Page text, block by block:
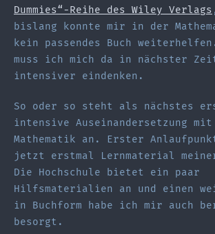
Dummies“-Reihe des Wiley Verlags
bislang konnte mir in der
kein passendes Buch
muss ich mich da in nächster
intensiver eindenken.
So oder so steht als nächstes
intensive Auseinandersetzung
Mathematik an. Erster
jetzt erstmal Lernmaterial
Die Hochschule bietet ein paar
Hilfsmaterialien an und einen
in Buchform habe ich mir auch
besorgt.